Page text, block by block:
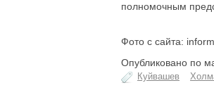
полномочным
Фото с сайта:
Опубликовано по
Куйвашев